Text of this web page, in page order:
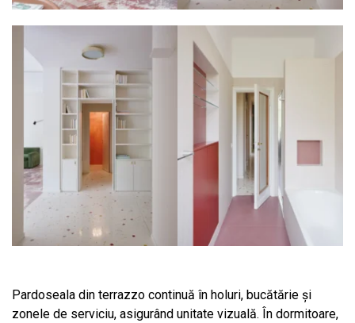
Pardoseala din terrazzo continuă în holuri, bucătărie și
zonele de serviciu, asigurând unitate vizuală. În dormitoare,